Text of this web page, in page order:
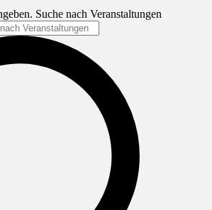
Suche nach Veranstaltungen